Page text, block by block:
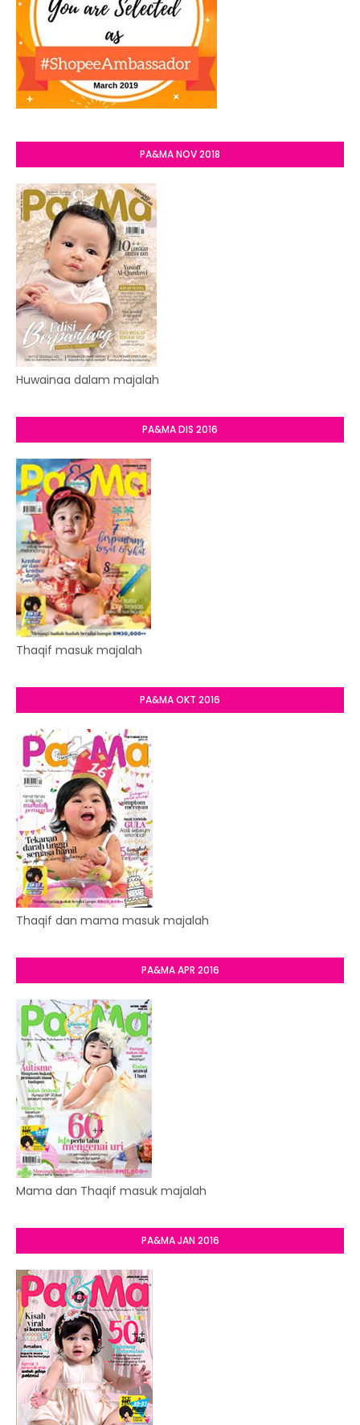
PA&MA NOV 2018
Huwainaa dalam majalah
PA&MA DIS 2016
Thaqif masuk majalah
PA&MA OKT 2016
Thaqif dan mama masuk majalah
PA&MA APR 2016
Mama dan Thaqif masuk majalah
PA&MA JAN 2016